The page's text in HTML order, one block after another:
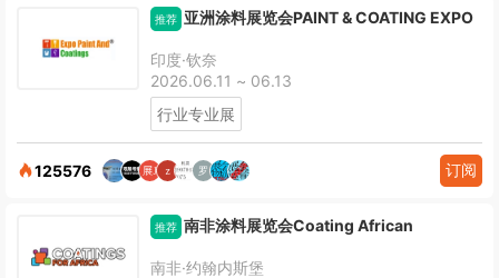
推荐 亚洲涂料展览会PAINT & COATING EXPO
印度·钦奈
2026.06.11 ~ 06.13
行业专业展
125576 订阅
推荐 南非涂料展览会Coating African
南非·约翰内斯堡